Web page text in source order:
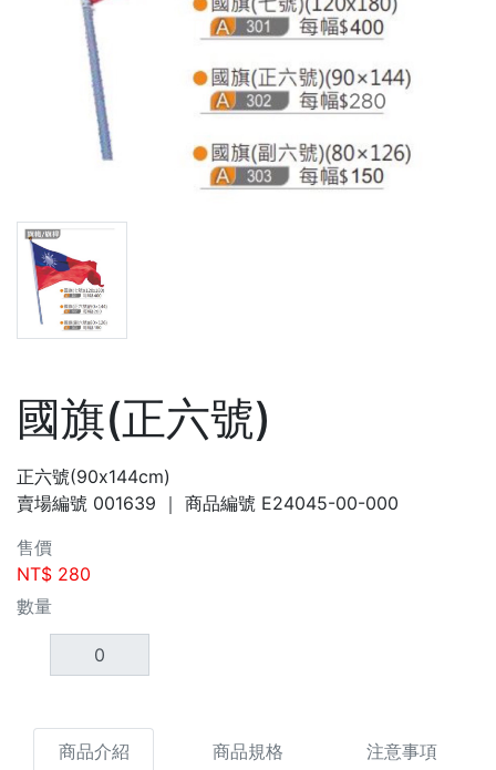
國旗(正六號)
正六號(90x144cm)
賣場編號 001639 ｜ 商品編號 E24045-00-000
售價
NT$ 280
數量
商品介紹 商品規格 注意事項